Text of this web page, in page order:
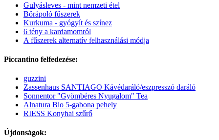
Gulyásleves - mint nemzeti étel
Bőrápoló fűszerek
Kurkuma - gyógyít és színez
6 tény a kardamomról
A fűszerek alternatív felhasználási módja
Piccantino felfedezése:
guzzini
Zassenhaus SANTIAGO Kávédaráló/eszpresszó daráló
Sonnentor "Gyömbéres Nyugalom" Tea
Alnatura Bio 5-gabona pehely
RIESS Konyhai szűrő
Újdonságok: